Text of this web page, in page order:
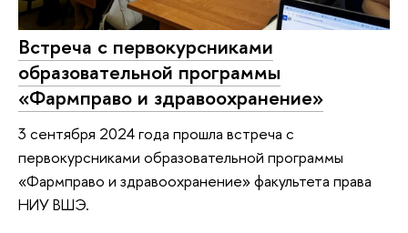
Встреча с первокурсниками
образовательной программы
«Фармправо и здравоохранение»
3 сентября 2024 года прошла встреча с
первокурсниками образовательной программы
«Фармправо и здравоохранение» факультета права
НИУ ВШЭ.